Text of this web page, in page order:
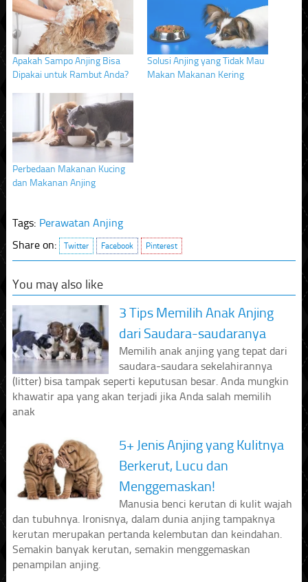
new
window)
new
window)
new
window)
Apakah Sampo Anjing Bisa
Dipakai untuk Rambut Anda?
Solusi Anjing yang Tidak Mau
Makan Makanan Kering
Perbedaan Makanan Kucing
dan Makanan Anjing
Tags: Perawatan Anjing
Share on:
Twitter Facebook Pinterest
You may also like
3 Tips Memilih Anak Anjing
dari Saudara-saudaranya
Memilih anak anjing yang tepat dari
saudara-saudara sekelahirannya
(litter) bisa tampak seperti keputusan besar. Anda mungkin
khawatir apa yang akan terjadi jika Anda salah memilih
anak
5+ Jenis Anjing yang Kulitnya
Berkerut, Lucu dan
Menggemaskan!
Manusia benci kerutan di kulit wajah
dan tubuhnya. Ironisnya, dalam dunia anjing tampaknya
kerutan merupakan pertanda kelembutan dan keindahan.
Semakin banyak kerutan, semakin menggemaskan
penampilan anjing.